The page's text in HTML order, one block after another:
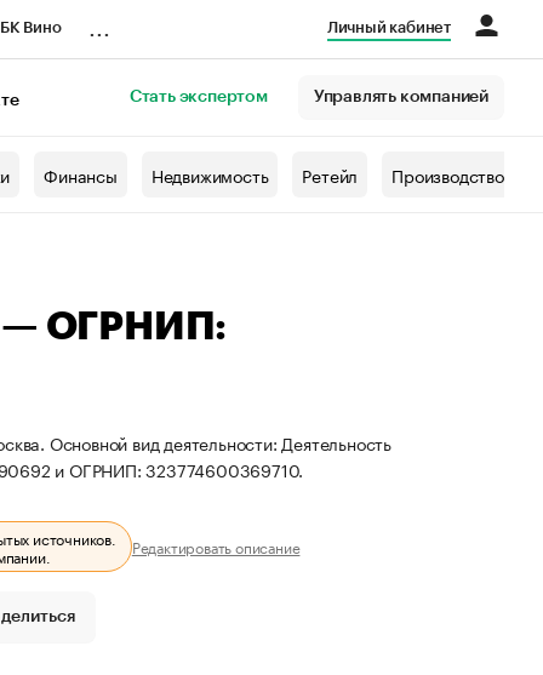
Вино Личный кабинет
Стать экспертом Управлять компанией
Финансы Недвижимость Ретейл Производство
— ОГРНИП:
Основной вид деятельности: Деятельность
и ОГРНИП: 323774600369710.
источников. Редактировать описание